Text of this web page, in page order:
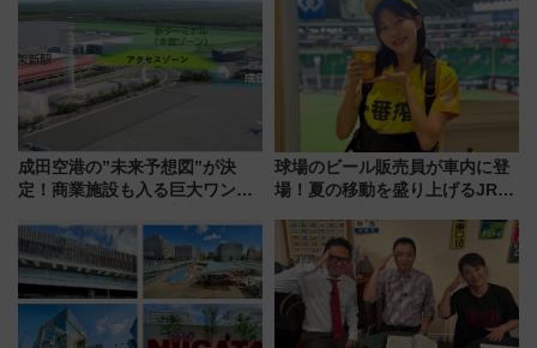
成田空港の”未来予想図”が決
定！商業施設も入る巨大ワンタ
で新型特急が品川･羽田とを結
ぶ！ JR空港駅は2面3線化！
球場のビール販売員が車内に登
場！夏の移動を盛り上げるJR九
月7日限定 ソフトバンクホーク
スとコラボ